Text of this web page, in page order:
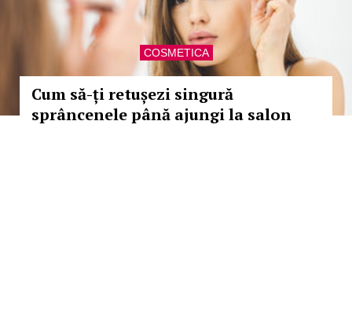
COSMETICA
Cum să-ți retușezi singură
sprâncenele până ajungi la salon